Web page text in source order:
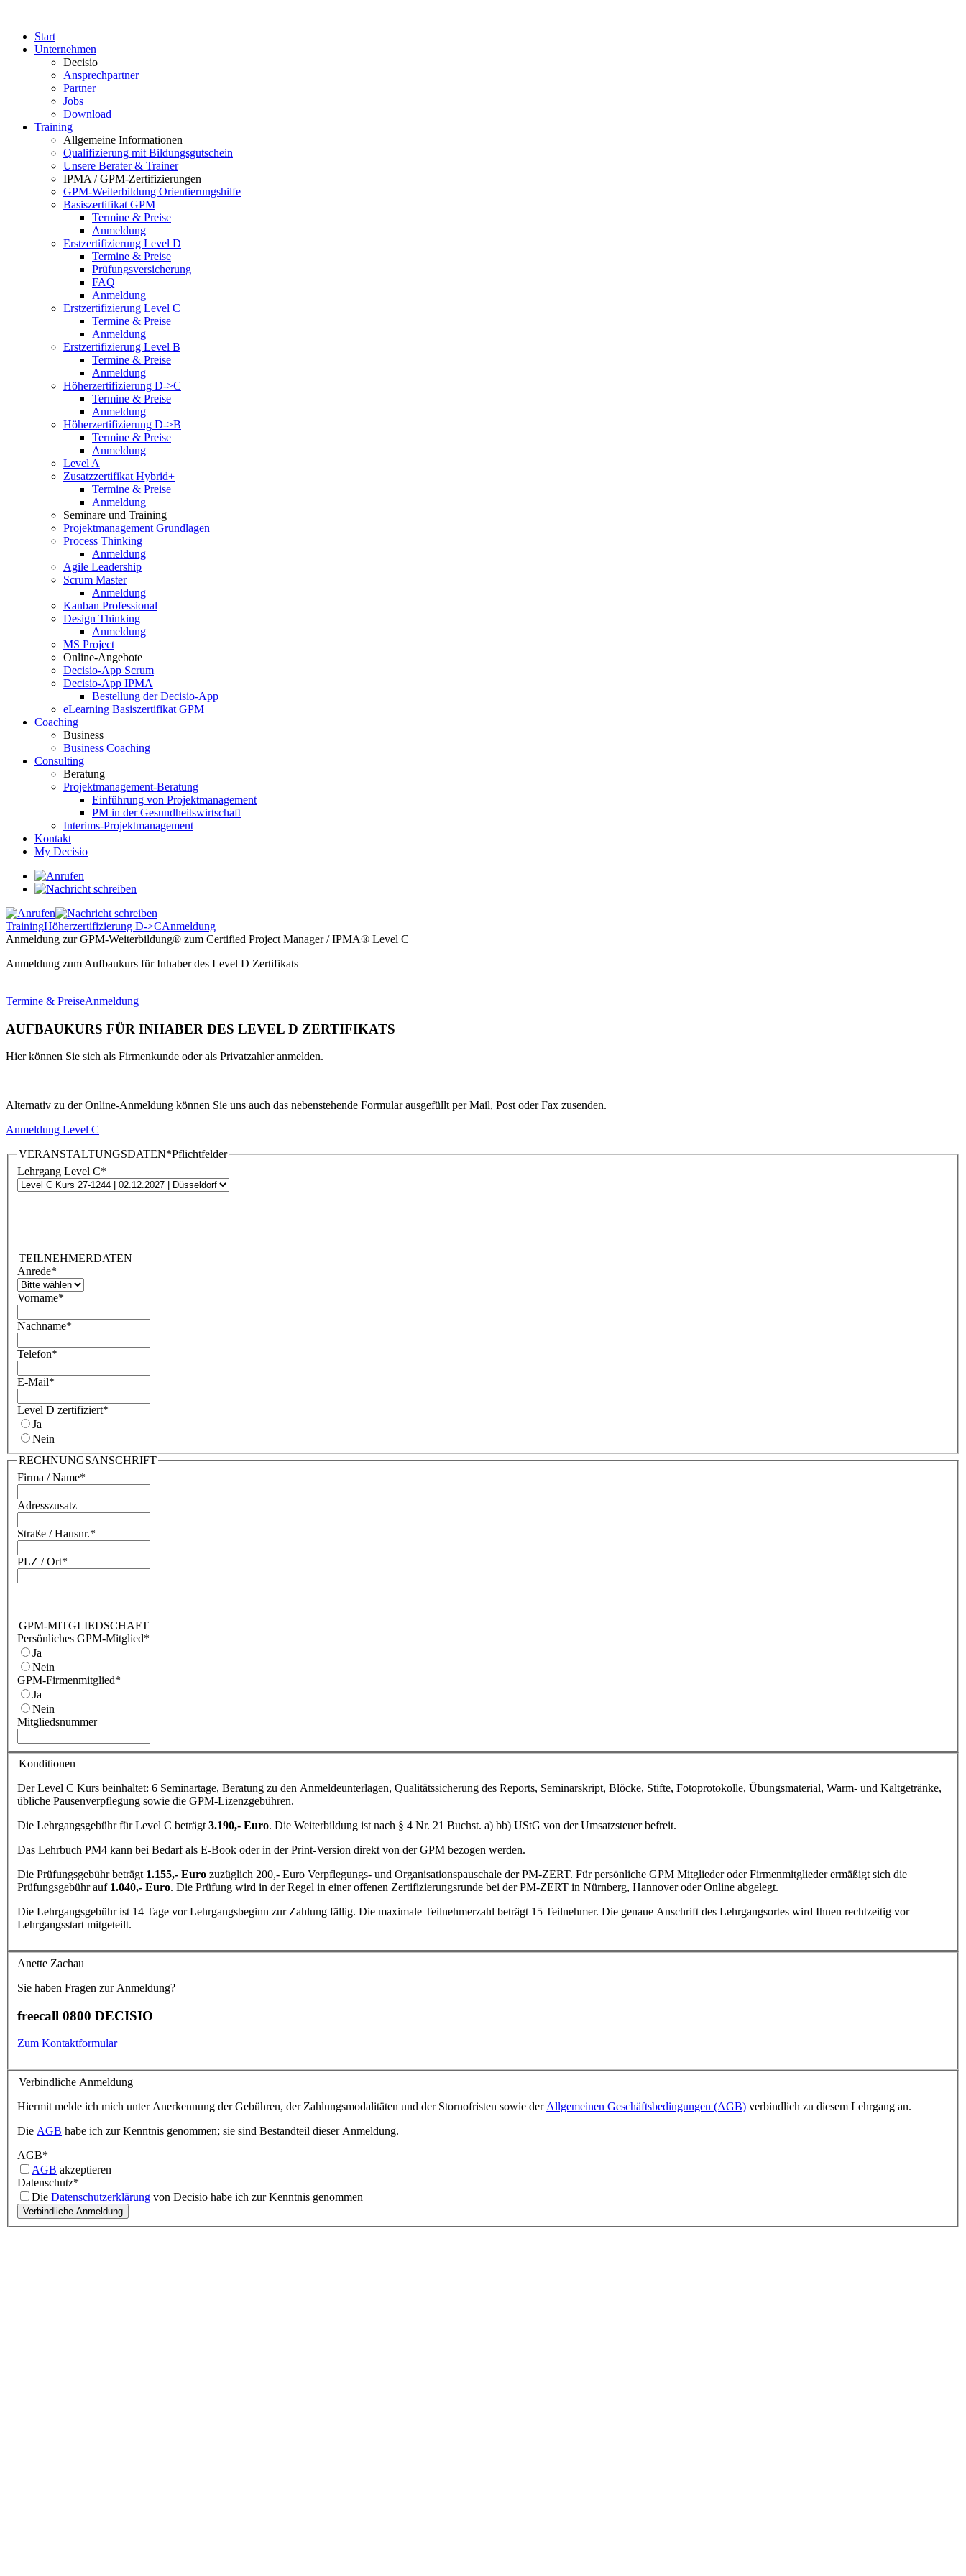
Start
Unternehmen
Decisio
Ansprechpartner
Partner
Jobs
Download
Training
Allgemeine Informationen
Qualifizierung mit Bildungsgutschein
Unsere Berater & Trainer
IPMA / GPM-Zertifizierungen
GPM-Weiterbildung Orientierungshilfe
Basiszertifikat GPM
Termine & Preise
Anmeldung
Erstzertifizierung Level D
Termine & Preise
Prüfungsversicherung
FAQ
Anmeldung
Erstzertifizierung Level C
Termine & Preise
Anmeldung
Erstzertifizierung Level B
Termine & Preise
Anmeldung
Höherzertifizierung D->C
Termine & Preise
Anmeldung
Höherzertifizierung D->B
Termine & Preise
Anmeldung
Level A
Zusatzzertifikat Hybrid+
Termine & Preise
Anmeldung
Seminare und Training
Projektmanagement Grundlagen
Process Thinking
Anmeldung
Agile Leadership
Scrum Master
Anmeldung
Kanban Professional
Design Thinking
Anmeldung
MS Project
Online-Angebote
Decisio-App Scrum
Decisio-App IPMA
Bestellung der Decisio-App
eLearning Basiszertifikat GPM
Coaching
Business
Business Coaching
Consulting
Beratung
Projektmanagement-Beratung
Einführung von Projektmanagement
PM in der Gesundheitswirtschaft
Interims-Projektmanagement
Kontakt
My Decisio
TrainingHöherzertifizierung D->CAnmeldung
Anmeldung zur GPM-Weiterbildung® zum Certified Project Manager / IPMA® Level C
Anmeldung zum Aufbaukurs für Inhaber des Level D Zertifikats
Termine & PreiseAnmeldung
AUFBAUKURS FÜR INHABER DES LEVEL D ZERTIFIKATS
Hier können Sie sich als Firmenkunde oder als Privatzahler anmelden.
Alternativ zu der Online-Anmeldung können Sie uns auch das nebenstehende Formular ausgefüllt per Mail, Post oder Fax zusenden.
Anmeldung Level C
VERANSTALTUNGSDATEN*Pflichtfelder
Lehrgang Level C*
TEILNEHMERDATEN
Anrede*
Vorname*
Nachname*
Telefon*
E-Mail*
Level D zertifiziert*
Ja
Nein
RECHNUNGSANSCHRIFT
Firma / Name*
Adresszusatz
Straße / Hausnr.*
PLZ / Ort*
GPM-MITGLIEDSCHAFT
Persönliches GPM-Mitglied*
Ja
Nein
GPM-Firmenmitglied*
Ja
Nein
Mitgliedsnummer
Konditionen
Der Level C Kurs beinhaltet: 6 Seminartage, Beratung zu den Anmeldeunterlagen, Qualitätssicherung des Reports, Seminarskript, Blöcke, Stifte, Fotoprotokolle, Übungsmaterial, Warm- und Kaltgetränke,
übliche Pausenverpflegung sowie die GPM-Lizenzgebühren.
Die Lehrgangsgebühr für Level C beträgt 3.190,- Euro. Die Weiterbildung ist nach § 4 Nr. 21 Buchst. a) bb) UStG von der Umsatzsteuer befreit.
Das Lehrbuch PM4 kann bei Bedarf als E-Book oder in der Print-Version direkt von der GPM bezogen werden.
Die Prüfungsgebühr beträgt 1.155,- Euro zuzüglich 200,- Euro Verpflegungs- und Organisationspauschale der PM-ZERT. Für persönliche GPM Mitglieder oder Firmenmitglieder ermäßigt sich die
Prüfungsgebühr auf 1.040,- Euro. Die Prüfung wird in der Regel in einer offenen Zertifizierungsrunde bei der PM-ZERT in Nürnberg, Hannover oder Online abgelegt.
Die Lehrgangsgebühr ist 14 Tage vor Lehrgangsbeginn zur Zahlung fällig. Die maximale Teilnehmerzahl beträgt 15 Teilnehmer. Die genaue Anschrift des Lehrgangsortes wird Ihnen rechtzeitig vor
Lehrgangsstart mitgeteilt.
Anette Zachau
Sie haben Fragen zur Anmeldung?
freecall 0800 DECISIO
Zum Kontaktformular
Verbindliche Anmeldung
Hiermit melde ich mich unter Anerkennung der Gebühren, der Zahlungsmodalitäten und der Stornofristen sowie der Allgemeinen Geschäftsbedingungen (AGB) verbindlich zu diesem Lehrgang an.
Die AGB habe ich zur Kenntnis genommen; sie sind Bestandteil dieser Anmeldung.
AGB*
AGB akzeptieren
Datenschutz*
Die Datenschutzerklärung von Decisio habe ich zur Kenntnis genommen